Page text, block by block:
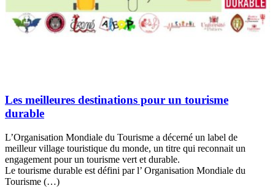
Les meilleures destinations pour un tourisme
durable
L’Organisation Mondiale du Tourisme a décerné un label de
meilleur village touristique du monde, un titre qui reconnait un
engagement pour un tourisme vert et durable.
Le tourisme durable est défini par l’ Organisation Mondiale du
Tourisme (…)